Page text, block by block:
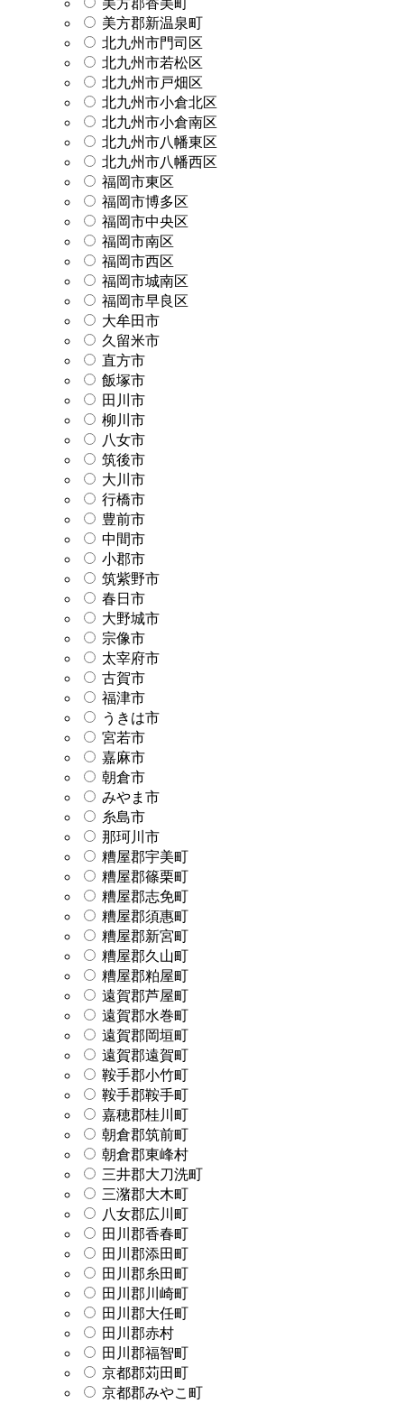
美方郡新温泉町
北九州市門司区
北九州市若松区
北九州市戸畑区
北九州市小倉北区
北九州市小倉南区
北九州市八幡東区
北九州市八幡西区
福岡市東区
福岡市博多区
福岡市中央区
福岡市南区
福岡市西区
福岡市城南区
福岡市早良区
大牟田市
久留米市
直方市
飯塚市
田川市
柳川市
八女市
筑後市
大川市
行橋市
豊前市
中間市
小郡市
筑紫野市
春日市
大野城市
宗像市
太宰府市
古賀市
福津市
うきは市
宮若市
嘉麻市
朝倉市
みやま市
糸島市
那珂川市
糟屋郡宇美町
糟屋郡篠栗町
糟屋郡志免町
糟屋郡須惠町
糟屋郡新宮町
糟屋郡久山町
糟屋郡粕屋町
遠賀郡芦屋町
遠賀郡水巻町
遠賀郡岡垣町
遠賀郡遠賀町
鞍手郡小竹町
鞍手郡鞍手町
嘉穂郡桂川町
朝倉郡筑前町
朝倉郡東峰村
三井郡大刀洗町
三潴郡大木町
八女郡広川町
田川郡香春町
田川郡添田町
田川郡糸田町
田川郡川崎町
田川郡大任町
田川郡赤村
田川郡福智町
京都郡苅田町
京都郡みやこ町